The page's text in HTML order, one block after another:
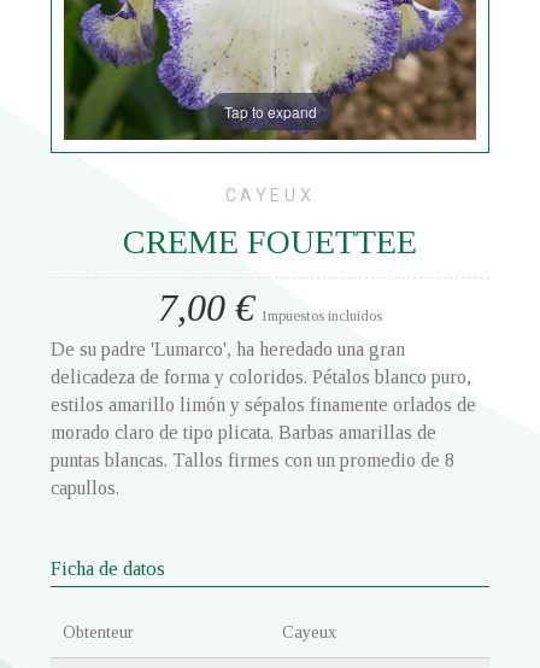
Tap to expand
CAYEUX
CREME FOUETTEE
7,00 € Impuestos incluidos
De su padre 'Lumarco', ha heredado una gran
delicadeza de forma y coloridos. Pétalos blanco puro,
estilos amarillo limón y sépalos finamente orlados de
morado claro de tipo plicata. Barbas amarillas de
puntas blancas. Tallos firmes con un promedio de 8
capullos.
Ficha de datos
Obtenteur Cayeux